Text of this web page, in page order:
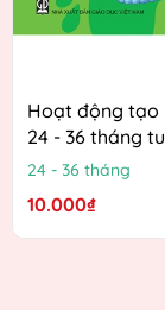
Hoạt động tạo
24 - 36 tháng
hướng Chương
24 - 36 tháng
10.000₫